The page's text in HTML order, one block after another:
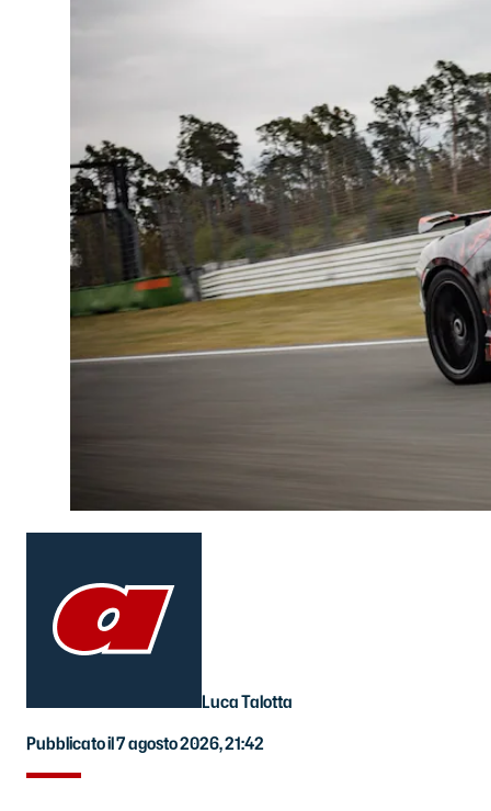
Luca Talotta
Pubblicato il 7 agosto 2026, 21:42